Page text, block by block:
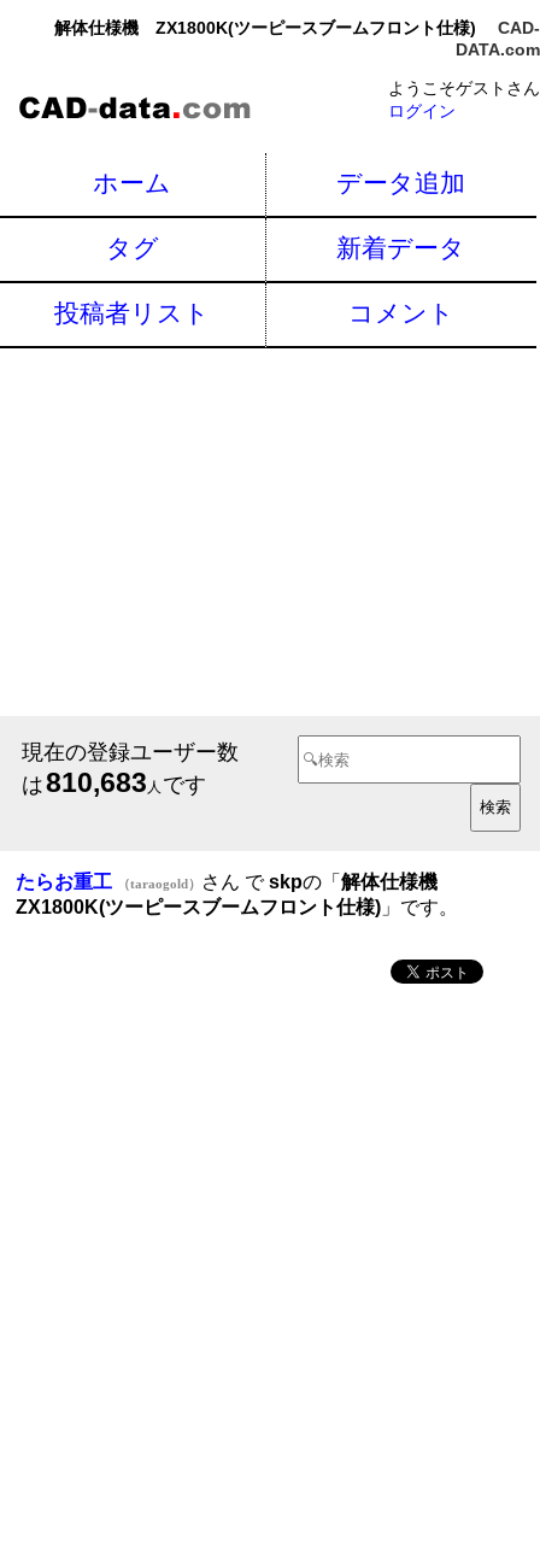
解体仕様機 ZX1800K(ツーピースブームフロント仕様)
CAD-
DATA.com
ようこそゲストさん
ログイン
ホーム データ追加
タグ 新着データ
投稿者リスト コメント
現在の登録ユーザー数
は810,683 人 です
たらお重工 （taraogold） さん でskpの「解体仕様機
ZX1800K(ツーピースブームフロント仕様) 」です。